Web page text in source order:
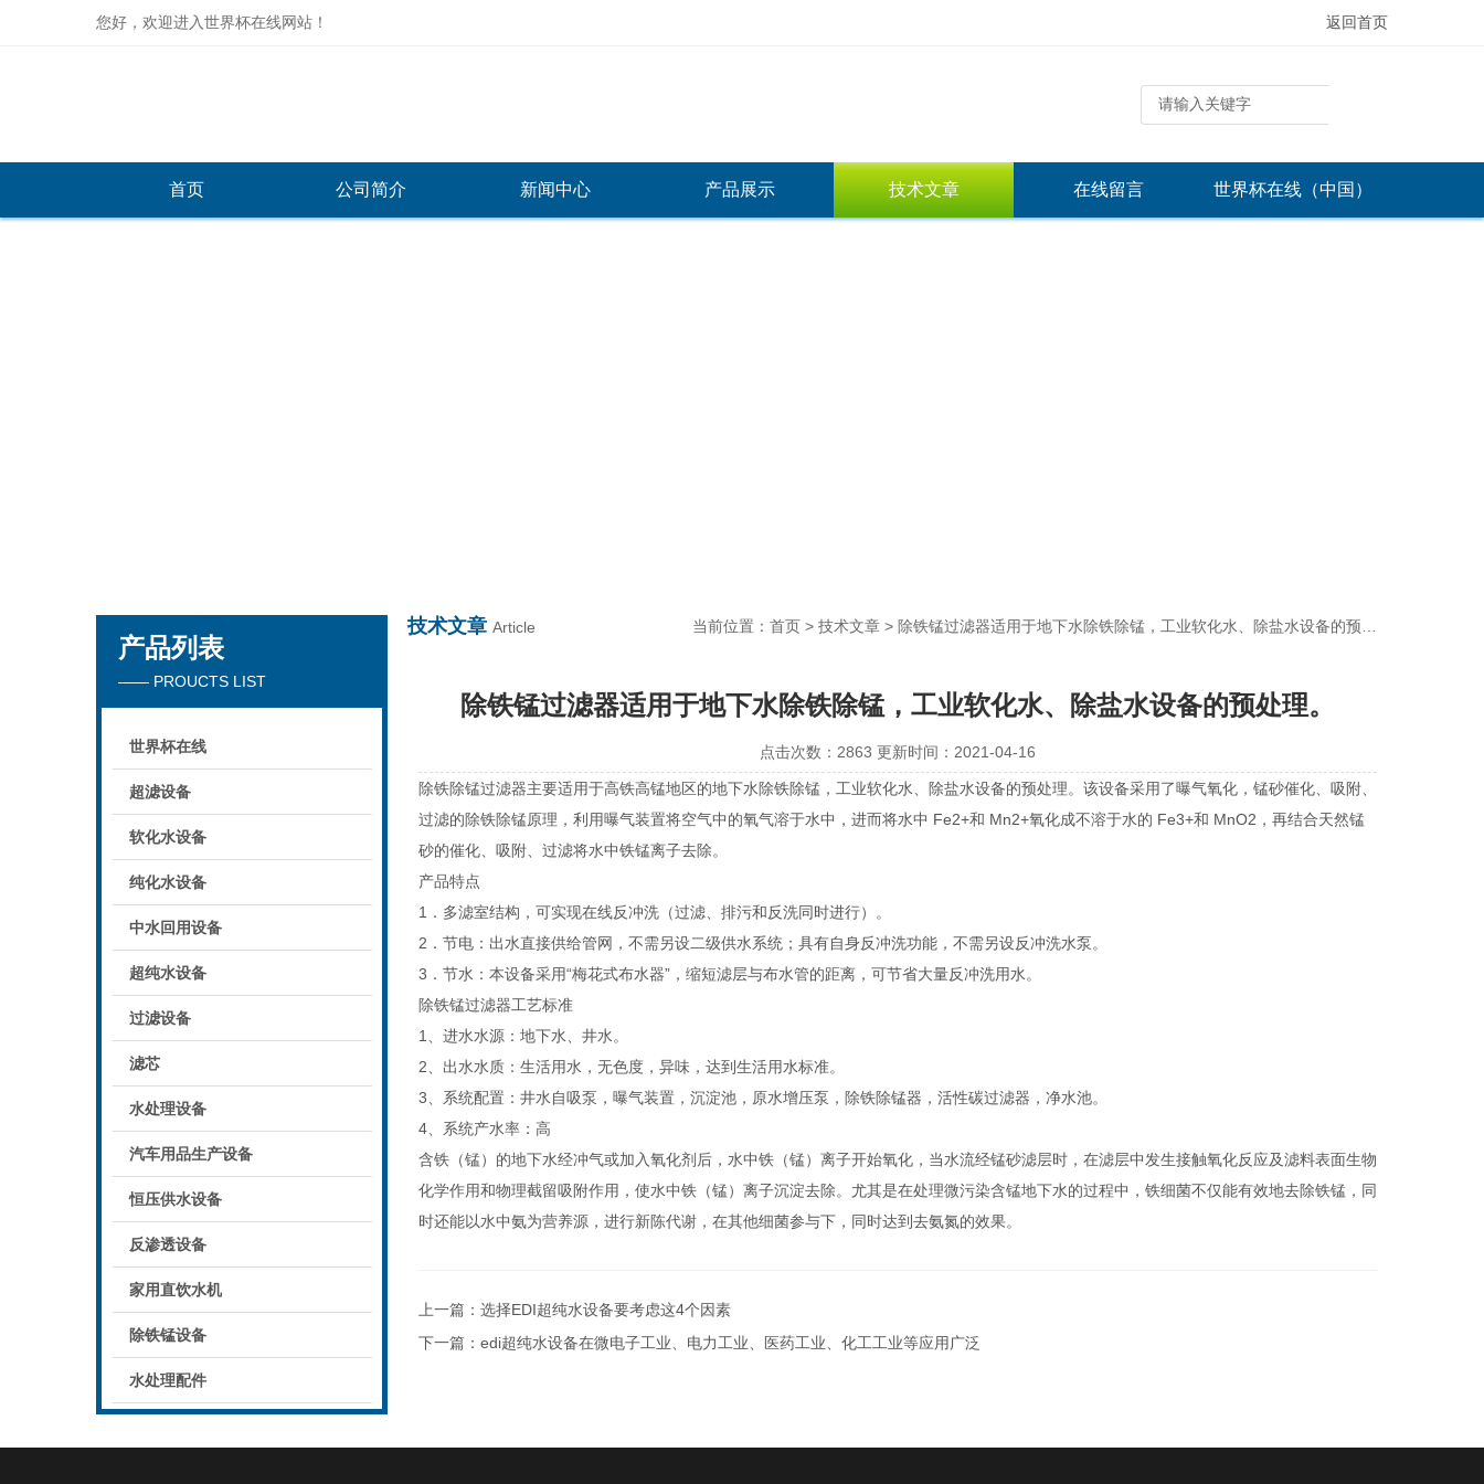
您好，欢迎进入世界杯在线网站！ 返回首页
首页 公司简介 新闻中心 产品展示 技术文章 在线留言 世界杯在线（中国）
产品列表
—— PROUCTS LIST
世界杯在线
超滤设备
软化水设备
纯化水设备
中水回用设备
超纯水设备
过滤设备
滤芯
水处理设备
汽车用品生产设备
恒压供水设备
反渗透设备
家用直饮水机
除铁锰设备
水处理配件
技术文章 Article 当前位置： 首页 > 技术文章 > 除铁锰过滤器适用于地下水除铁除锰，工业软化水、除盐水设备的预处理。
除铁锰过滤器适用于地下水除铁除锰，工业软化水、除盐水设备的预处理。
点击次数：2863 更新时间：2021-04-16
除铁除锰过滤器主要适用于高铁高锰地区的地下水除铁除锰，工业软化水、除盐水设备的预处理。该设备采用了曝气氧化，锰砂催化、吸附、
过滤的除铁除锰原理，利用曝气装置将空气中的氧气溶于水中，进而将水中 Fe2+和 Mn2+氧化成不溶于水的 Fe3+和 MnO2，再结合天然锰
砂的催化、吸附、过滤将水中铁锰离子去除。
产品特点
1．多滤室结构，可实现在线反冲洗（过滤、排污和反洗同时进行）。
2．节电：出水直接供给管网，不需另设二级供水系统；具有自身反冲洗功能，不需另设反冲洗水泵。
3．节水：本设备采用“梅花式布水器”，缩短滤层与布水管的距离，可节省大量反冲洗用水。
除铁锰过滤器工艺标准
1、进水水源：地下水、井水。
2、出水水质：生活用水，无色度，异味，达到生活用水标准。
3、系统配置：井水自吸泵，曝气装置，沉淀池，原水增压泵，除铁除锰器，活性碳过滤器，净水池。
4、系统产水率：高
含铁（锰）的地下水经冲气或加入氧化剂后，水中铁（锰）离子开始氧化，当水流经锰砂滤层时，在滤层中发生接触氧化反应及滤料表面生物
化学作用和物理截留吸附作用，使水中铁（锰）离子沉淀去除。尤其是在处理微污染含锰地下水的过程中，铁细菌不仅能有效地去除铁锰，同
时还能以水中氨为营养源，进行新陈代谢，在其他细菌参与下，同时达到去氨氮的效果。
上一篇： 选择EDI超纯水设备要考虑这4个因素
下一篇： edi超纯水设备在微电子工业、电力工业、医药工业、化工工业等应用广泛